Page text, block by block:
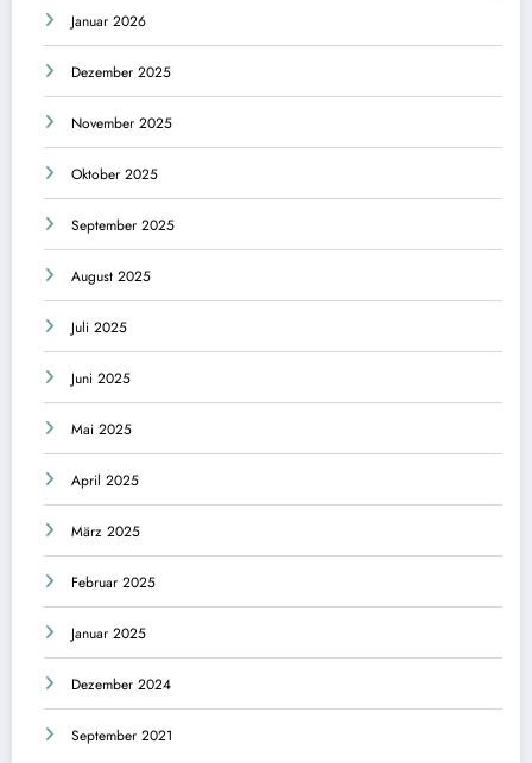
Januar 2026
Dezember 2025
November 2025
Oktober 2025
September 2025
August 2025
Juli 2025
Juni 2025
Mai 2025
April 2025
März 2025
Februar 2025
Januar 2025
Dezember 2024
September 2021